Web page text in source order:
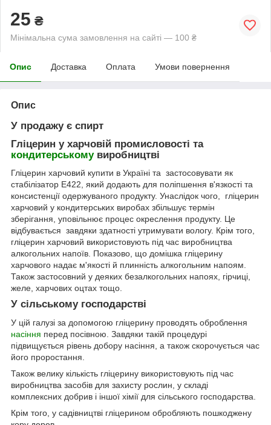
25 ₴
Мінімальна сума замовлення на сайті — 100 ₴
Опис Доставка Оплата Умови повернення
Опис
У продажу є спирт
Гліцерин у харчовій промисловості та
кондитерськомувиробництві
Гліцерин харчовий купити в Україні та застосовувати як
стабілізатор Е422, який додають для поліпшення в'язкості та
консистенції одержуваного продукту. Унаслідок чого, гліцерин
харчовий у кондитерських виробах збільшує термін
зберігання, уповільнює процес окреслення продукту. Це
відбувається завдяки здатності утримувати вологу. Крім того,
гліцерин харчовий використовують під час виробництва
алкогольних напоїв. Показово, що домішка гліцерину
харчового надає м'якості й плинність алкогольним напоям.
Також застосовний у деяких безалкогольних напоях, гірчиці,
желе, харчових оцтах тощо.
У сільському господарстві
У цій галузі за допомогою гліцерину проводять оброблення
насіння перед посівною. Завдяки такій процедурі
підвищується рівень добору насіння, а також скорочується час
його проростання.
Також велику кількість гліцерину використовують під час
виробництва засобів для захисту рослин, у складі
комплексних добрив і іншої хімії для сільського господарства.
Крім того, у садівництві гліцерином обробляють пошкоджену